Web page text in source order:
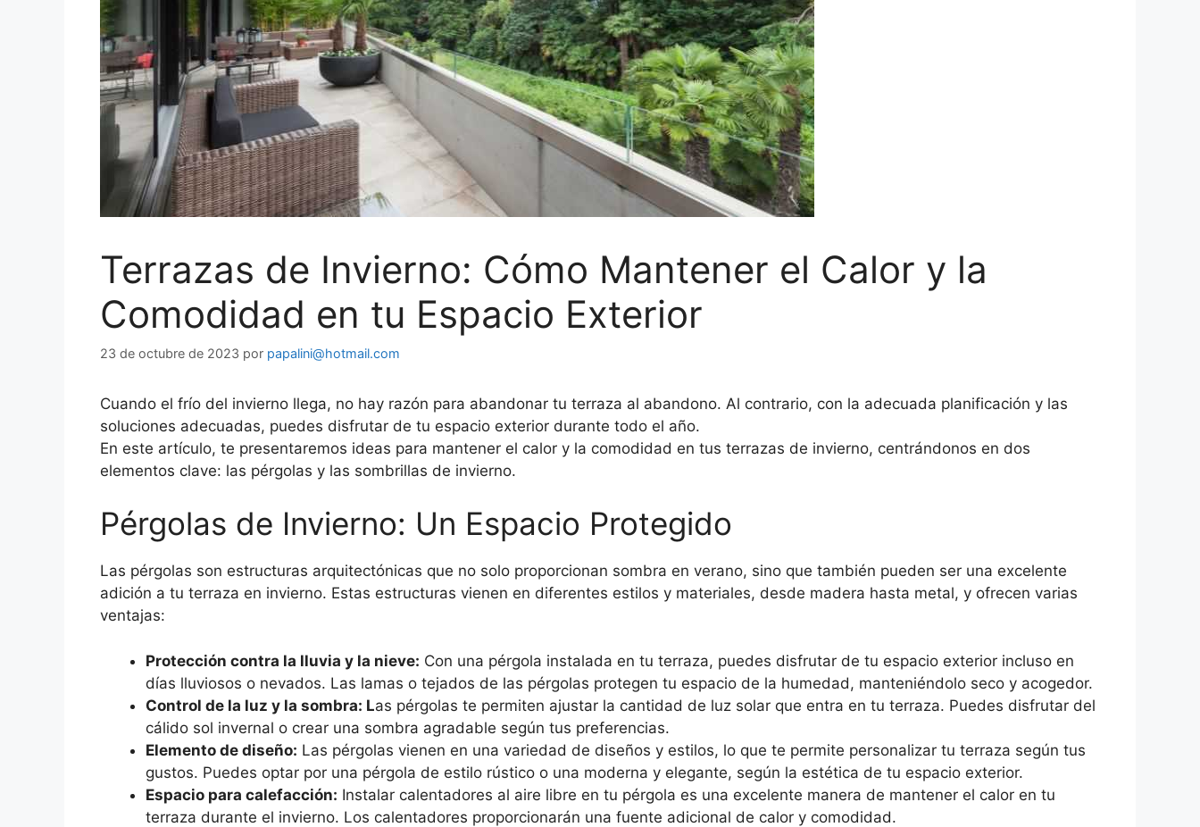
Terrazas de Invierno: Cómo Mantener el Calor y la
Comodidad en tu Espacio Exterior
23 de octubre de 2023 por papalini@hotmail.com
Cuando el frío del invierno llega, no hay razón para abandonar tu terraza al abandono. Al contrario, con la adecuada planificación y las
soluciones adecuadas, puedes disfrutar de tu espacio exterior durante todo el año.
En este artículo, te presentaremos ideas para mantener el calor y la comodidad en tus terrazas de invierno, centrándonos en dos
elementos clave: las pérgolas y las sombrillas de invierno.
Pérgolas de Invierno: Un Espacio Protegido
Las pérgolas son estructuras arquitectónicas que no solo proporcionan sombra en verano, sino que también pueden ser una excelente
adición a tu terraza en invierno. Estas estructuras vienen en diferentes estilos y materiales, desde madera hasta metal, y ofrecen varias
ventajas:
Protección contra la lluvia y la nieve: Con una pérgola instalada en tu terraza, puedes disfrutar de tu espacio exterior incluso en
días lluviosos o nevados. Las lamas o tejados de las pérgolas protegen tu espacio de la humedad, manteniéndolo seco y acogedor.
Control de la luz y la sombra: Las pérgolas te permiten ajustar la cantidad de luz solar que entra en tu terraza. Puedes disfrutar del
cálido sol invernal o crear una sombra agradable según tus preferencias.
Elemento de diseño: Las pérgolas vienen en una variedad de diseños y estilos, lo que te permite personalizar tu terraza según tus
gustos. Puedes optar por una pérgola de estilo rústico o una moderna y elegante, según la estética de tu espacio exterior.
Espacio para calefacción: Instalar calentadores al aire libre en tu pérgola es una excelente manera de mantener el calor en tu
terraza durante el invierno. Los calentadores proporcionarán una fuente adicional de calor y comodidad.